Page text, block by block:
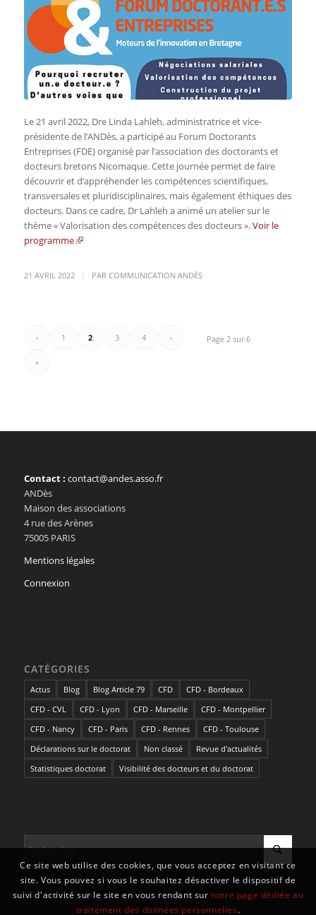
Le 21 avril 2022, Dre Linda Lahleh, administratrice et vice-
présidente de l’ANDès, a participé au Forum Doctorants
Entreprises (FDE) organisé par l’association des doctorants et
docteurs bretons Nicomaque. Cette journée permet de faire
découvrir et d’appréhender les compétences scientifiques,
transversales et pluridisciplinaires, mais également éthiques des
docteurs. Dans ce cadre, Dr Lahleh a animé un atelier sur le
thème « Valorisation des compétences des docteurs ».Voir le
programme
21 AVRIL 2022 / PAR COMMUNICATION ANDÈS
Page 2 sur 6
‹ 1 2 3 4 ›
»
Contact : contact@andes.asso.fr
ANDès
Maison des associations
4 rue des Arènes
75005 PARIS
Mentions légales
Connexion
CATÉGORIES
Actus Blog Blog Article 79 CFD
CFD - Bordeaux
CFD - CVL
CFD - Lyon CFD - Marseille
CFD - Montpellier
CFD - Nancy
CFD - Paris CFD - Rennes
CFD - Toulouse
Déclarations sur le doctorat
Non classé
Revue d'actualités
Statistiques doctorat
Visibilité des docteurs et du doctorat
Ce site web utilise des cookies, que vous acceptez en visitant ce
site. Vous pouvez si vous le souhaitez désactiver le dispositif de
suivi d'activité sur le site en vous rendant sur notre page dédiée au
traitement des données personnelles.